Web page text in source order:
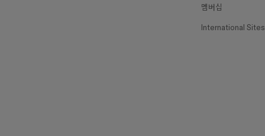
멤버십
International Sites